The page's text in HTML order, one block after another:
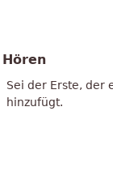
Hören
Sei der Erste, der
hinzufügt.